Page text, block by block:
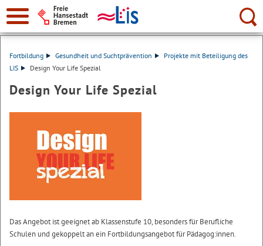
Suche:
Fortbildung Gesundheit und Suchtprävention
Projekte mit Beteiligung des
LIS
Design Your Life Spezial
Design Your Life Spezial
Das Angebot ist geeignet ab Klassenstufe 10, besonders für Berufliche
Schulen und gekoppelt an ein Fortbildungsangebot für Pädagog:innen.